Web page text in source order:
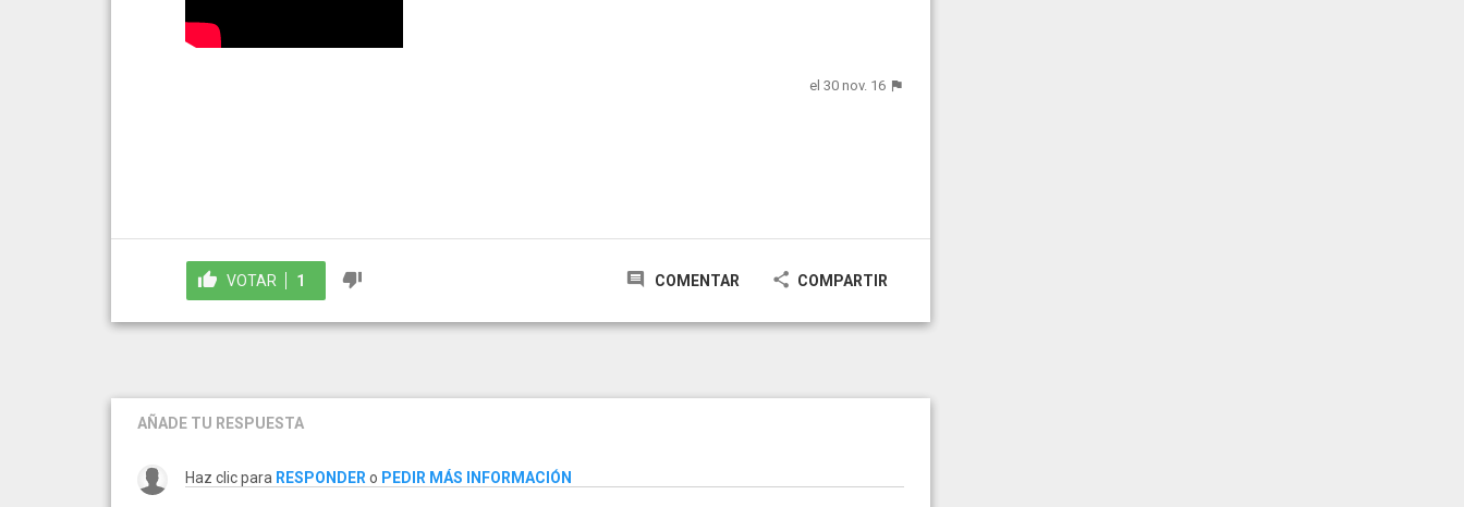
el 30 nov. 16
VOTAR 1 COMENTAR COMPARTIR
AÑADE TU RESPUESTA
Haz clic para RESPONDER o PEDIR MÁS INFORMACIÓN